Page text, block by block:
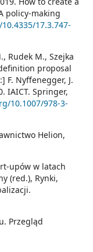
policy-making
17.3.747-
Rudek M., Szejka
proposal
F. Nyffenegger, J.
IAICT. Springer,
10.1007/978-3-
Helion,
upów w latach
(red.), Rynki,
Przegląd